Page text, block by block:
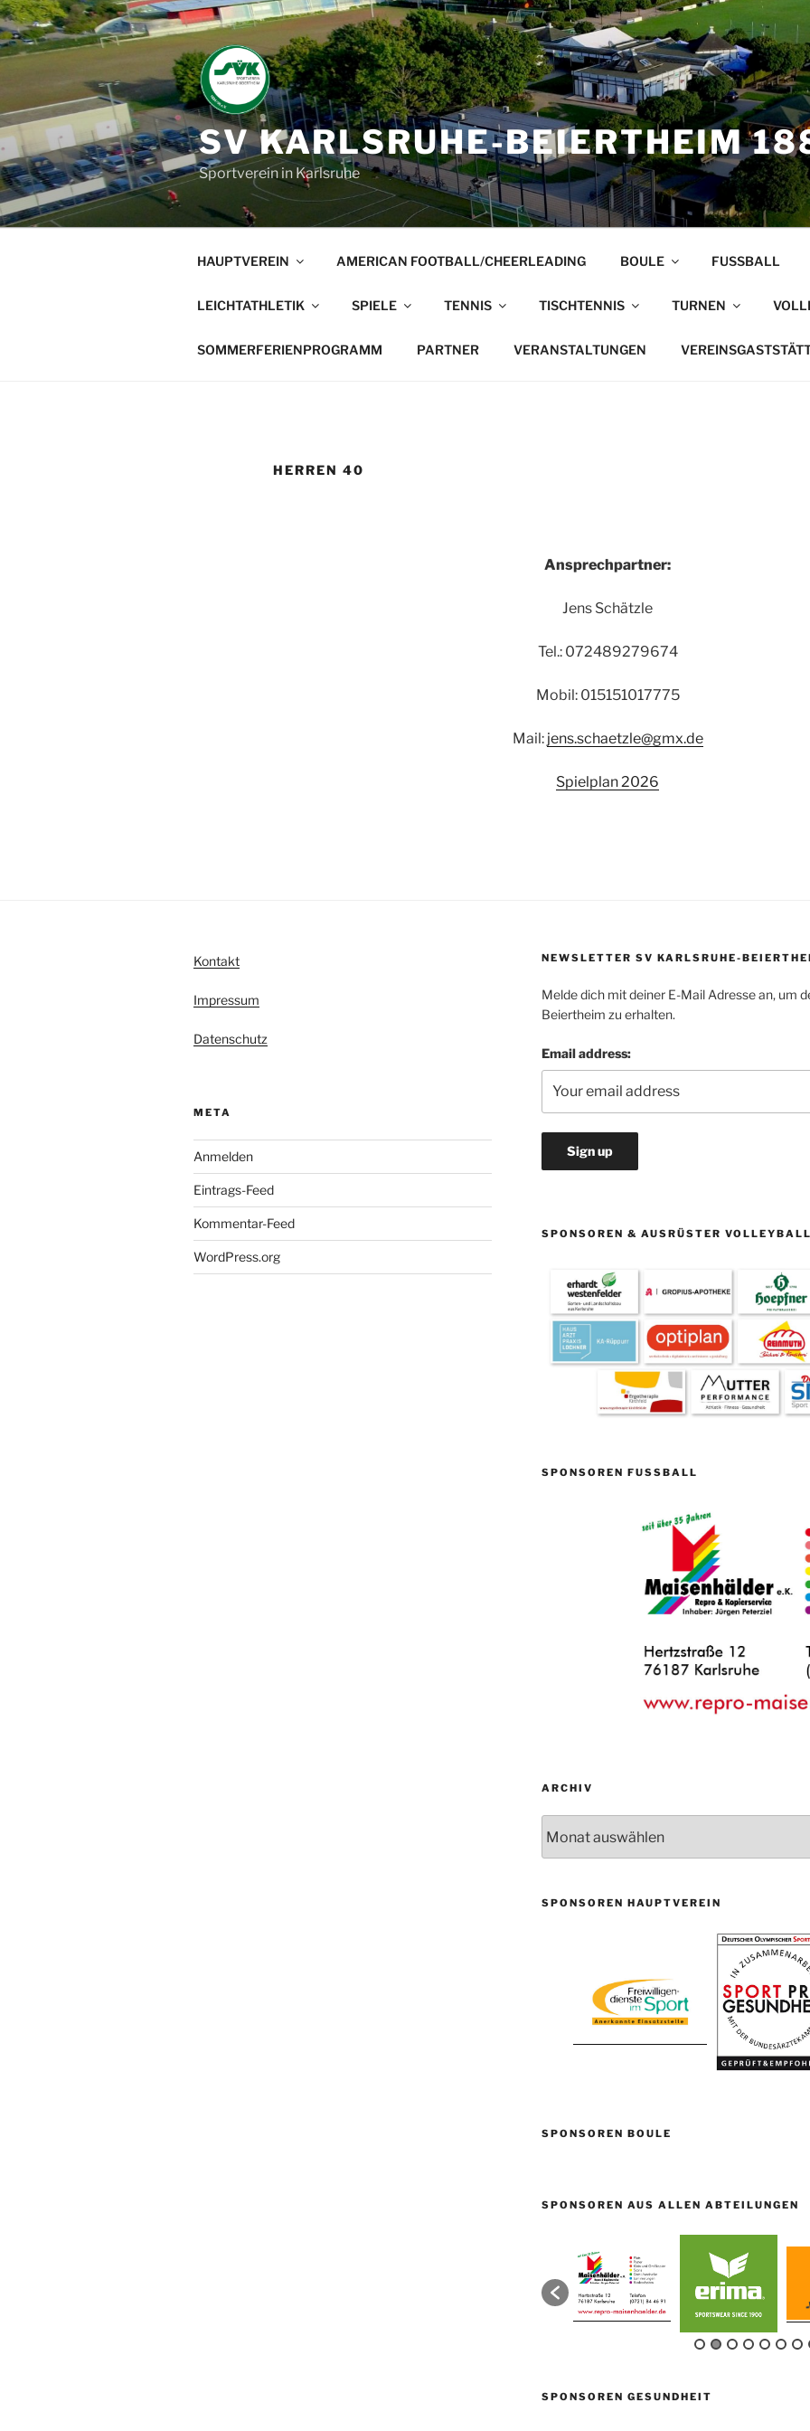
Zum
Inhalt
springen
SV KARLSRUHE-BEIERTHEIM
Sportverein in Karlsruhe
HAUPTVEREIN AMERICAN FOOTBALL/CHEERLEADING BOULE FUSSBALL
LEICHTATHLETIK SPIELE TENNIS TISCHTENNIS TURNEN
SOMMERFERIENPROGRAMM PARTNER VERANSTALTUNGEN
HERREN 40
Ansprechpartner:
Jens Schätzle
Tel.: 072489279674
Mobil: 015151017775
Mail: jens.schaetzle@gmx.de
Spielplan 2026
Kontakt
Impressum
Datenschutz
META
Anmelden
Eintrags-Feed
Kommentar-Feed
WordPress.org
NEWSLETTER SV KARLSRUHE-
Melde dich mit deiner E-Mail Adresse an, um
Beiertheim zu erhalten.
Email address:
SPONSOREN & AUSRÜSTER
SPONSOREN FUSSBALL
ARCHIV
SPONSOREN HAUPTVEREIN
SPONSOREN BOULE
SPONSOREN AUS ALLEN ABTEILUNGEN
SPONSOREN GESUNDHEIT